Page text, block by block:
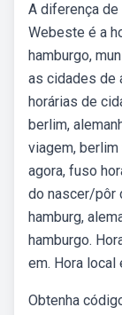
A diferença de
Webeste é a
hamburgo,
as cidades de
horárias de
berlim,
viagem,
agora, fuso
do nascer/pôr
hamburg,
hamburgo.
em. Hora local
Obtenha